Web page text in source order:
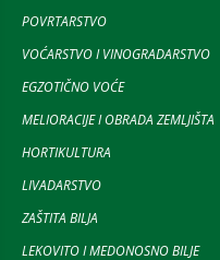
POVRTARSTVO
VOĆARSTVO I VINOGRADARSTVO
EGZOTIČNO VOĆE
MELIORACIJE I OBRADA ZEMLJIŠTA
HORTIKULTURA
LIVADARSTVO
ZAŠTITA BILJA
LEKOVITO I MEDONOSNO BILJE